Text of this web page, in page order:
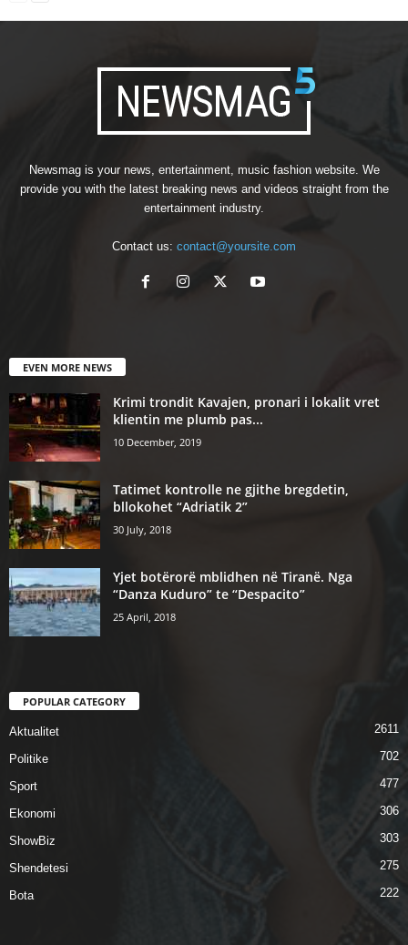
Newsmag is your news, entertainment, music fashion website. We
provide you with the latest breaking news and videos straight from the
entertainment industry.
Contact us: contact@yoursite.com
EVEN MORE NEWS
Krimi trondit Kavajen, pronari i lokalit vret
klientin me plumb pas...
10 December, 2019
Tatimet kontrolle ne gjithe bregdetin,
bllokohet “Adriatik 2”
30 July, 2018
Yjet botërorë mblidhen në Tiranë. Nga
“Danza Kuduro” te “Despacito”
25 April, 2018
POPULAR CATEGORY
Aktualitet 2611
Politike 702
Sport 477
Ekonomi 306
ShowBiz 303
Shendetesi 275
Bota 222